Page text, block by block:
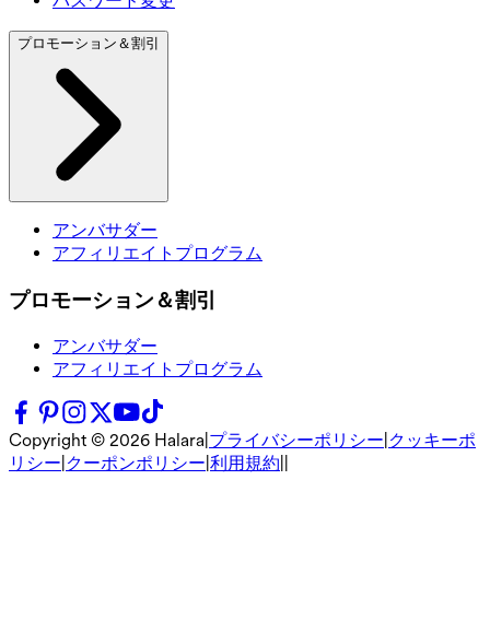
プロモーション＆割引
アンバサダー
アフィリエイトプログラム
プロモーション＆割引
アンバサダー
アフィリエイトプログラム
Copyright © 2026 Halara プライバシーポリシー クッキーポ
リシー クーポンポリシー 利用規約